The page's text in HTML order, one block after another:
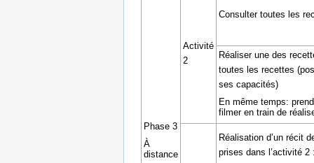
Phase 3
À
distance
Activité
2
Consulter toutes les
Réaliser une des
toutes les recettes
ses capacités)
En même temps:
filmer en train de
Réalisation d’un récit
prises dans l’activité 2